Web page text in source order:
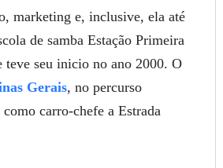
marketing e, inclusive, ela até
de samba Estação Primeira
teve seu inicio no ano 2000. O
Gerais, no percurso
carro-chefe a Estrada